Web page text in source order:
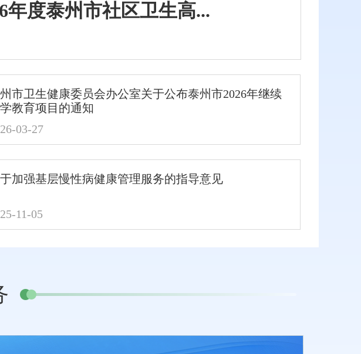
度泰州市社区卫生高...
市卫生健康委员会办公室关于公布泰州市2026年继续
教育项目的通知
03-27
加强基层慢性病健康管理服务的指导意见
11-05